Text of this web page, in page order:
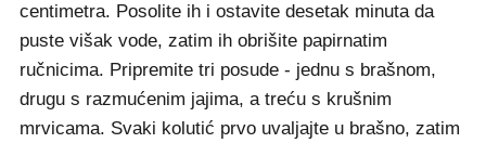
centimetra. Posolite ih i ostavite desetak minuta da
puste višak vode, zatim ih obrišite papirnatim
ručnicima. Pripremite tri posude - jednu s brašnom,
drugu s razmućenim jajima, a treću s krušnim
mrvicama. Svaki kolutić prvo uvaljajte u brašno, zatim